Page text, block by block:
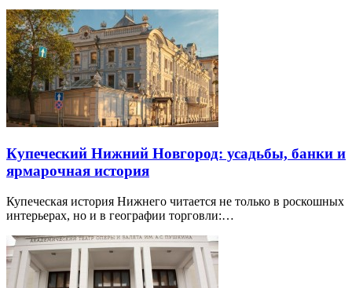
Купеческий Нижний Новгород: усадьбы, банки и
ярмарочная история
Купеческая история Нижнего читается не только в роскошных
интерьерах, но и в географии торговли:…